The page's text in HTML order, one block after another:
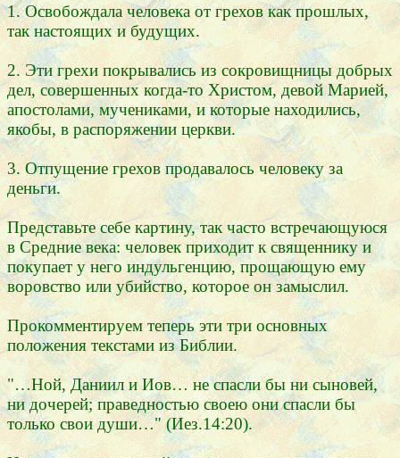
1. Освобождала человека от грехов как прошлых,
так настоящих и будущих.
2. Эти грехи покрывались из сокровищницы добрых
дел, совершенных когда-то Христом, девой Марией,
апостолами, мучениками, и которые находились,
якобы, в распоряжении церкви.
3. Отпущение грехов продавалось человеку за
деньги.
Представьте себе картину, так часто встречающуюся
в Средние века: человек приходит к священнику и
покупает у него индульгенцию, прощающую ему
воровство или убийство, которое он замыслил.
Прокомментируем теперь эти три основных
положения текстами из Библии.
"…Ной, Даниил и Иов… не спасли бы ни сыновей,
ни дочерей; праведностью своею они спасли бы
только свои души…" (Иез.14:20).